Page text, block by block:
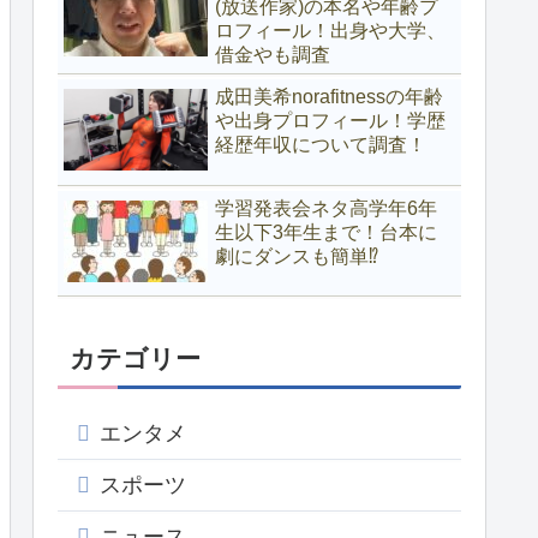
(放送作家)の本名や年齢プ
ロフィール！出身や大学、
借金やも調査
成田美希norafitnessの年齢
や出身プロフィール！学歴
経歴年収について調査！
学習発表会ネタ高学年6年
生以下3年生まで！台本に
劇にダンスも簡単⁉
カテゴリー
エンタメ
スポーツ